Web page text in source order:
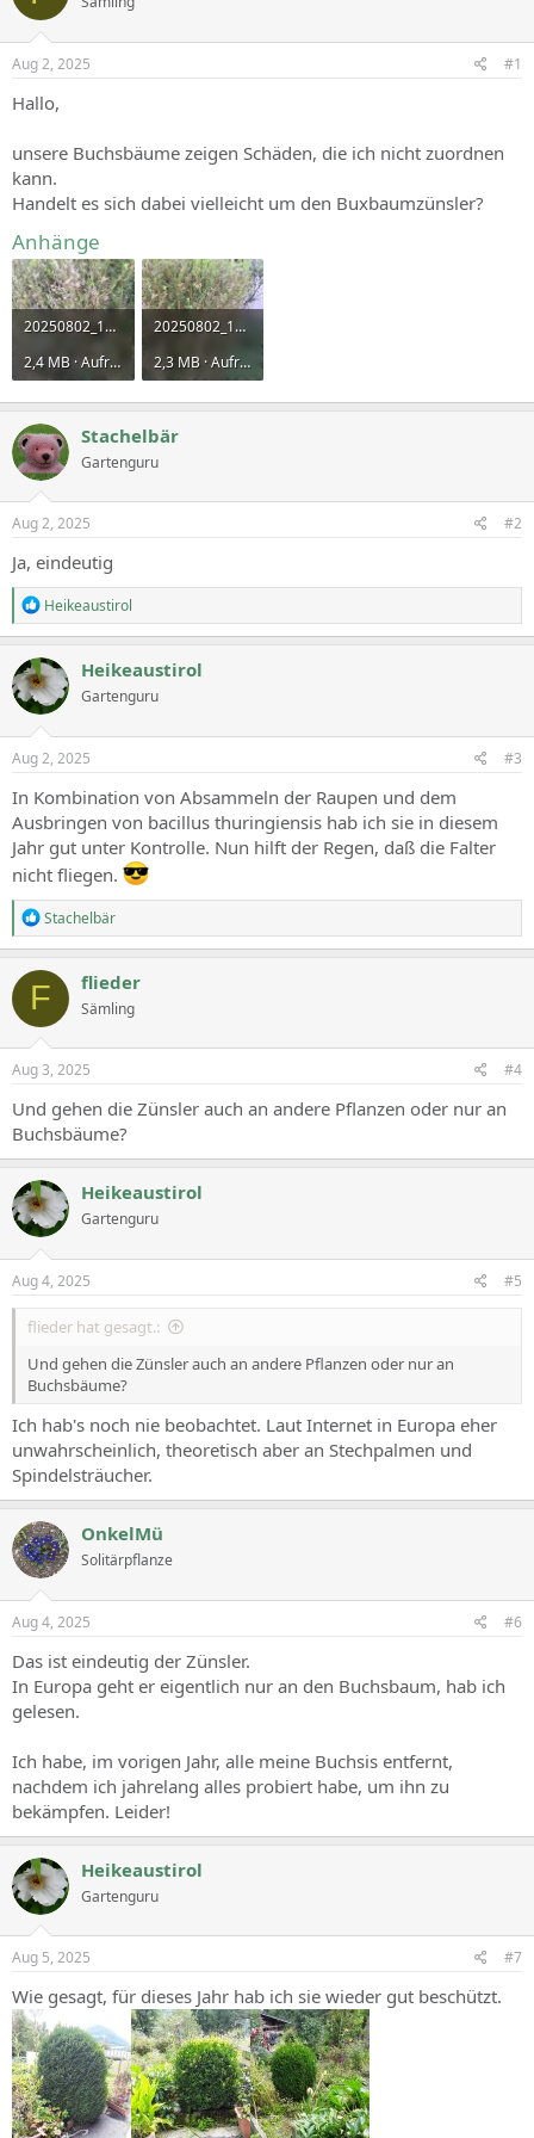
Aug 2, 2025 #1
Hallo,
unsere Buchsbäume zeigen Schäden, die ich nicht zuordnen
kann.
Handelt es sich dabei vielleicht um den Buxbaumzünsler?
Anhänge
20250802_122156.jpg
2,4 MB · Aufrufe: 0
20250802_122159.jpg
2,3 MB · Aufrufe: 0
Stachelbär
Gartenguru
Aug 2, 2025 #2
Ja, eindeutig
R
e
a
c
t
i
o
n
s
Heikeaustirol
Heikeaustirol
Gartenguru
Aug 2, 2025 #3
In Kombination von Absammeln der Raupen und dem
Ausbringen von bacillus thuringiensis hab ich sie in diesem
Jahr gut unter Kontrolle. Nun hilft der Regen, daß die Falter
nicht fliegen.
R
e
a
c
t
o
n
s
Stachelbär
F flieder
Sämling
Aug 3, 2025 #4
Und gehen die Zünsler auch an andere Pflanzen oder nur an
Buchsbäume?
Heikeaustirol
Gartenguru
Aug 4, 2025 #5
flieder hat gesagt.:
Und gehen die Zünsler auch an andere Pflanzen oder nur an
Buchsbäume?
Ich hab's noch nie beobachtet. Laut Internet in Europa eher
unwahrscheinlich, theoretisch aber an Stechpalmen und
Spindelsträucher.
OnkelMü
Solitärpflanze
Aug 4, 2025 #6
Das ist eindeutig der Zünsler.
In Europa geht er eigentlich nur an den Buchsbaum, hab ich
gelesen.
Ich habe, im vorigen Jahr, alle meine Buchsis entfernt,
nachdem ich jahrelang alles probiert habe, um ihn zu
bekämpfen. Leider!
Heikeaustirol
Gartenguru
Aug 5, 2025 #7
Wie gesagt, für dieses Jahr hab ich sie wieder gut beschützt.